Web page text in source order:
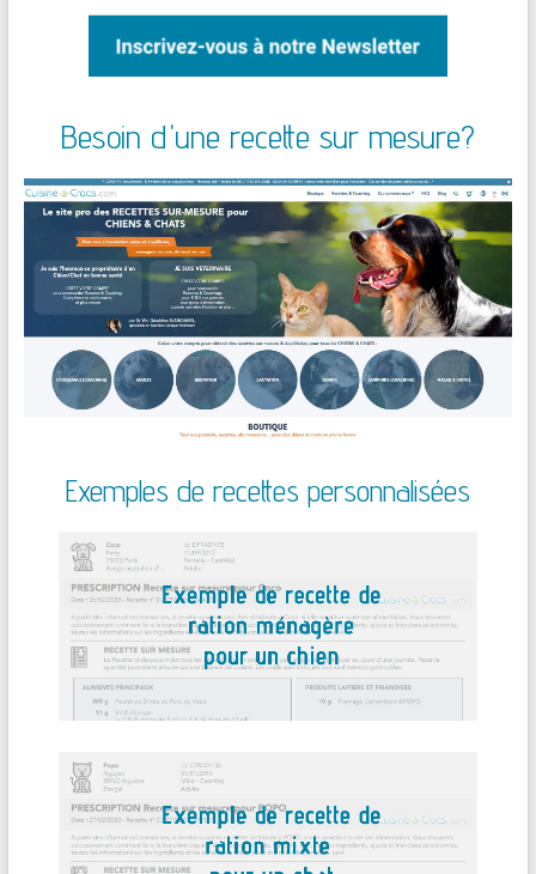
Besoin d'une recette sur mesure?
Exemples de recettes personnalisées